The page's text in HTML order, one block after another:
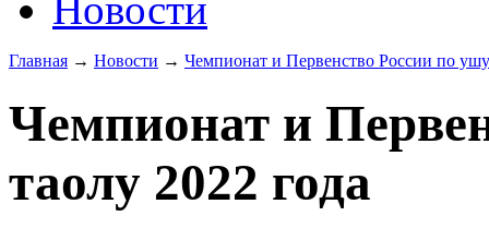
Главная → Новости → Чемпионат и Первенство России по
Чемпионат и
таолу 2022 года